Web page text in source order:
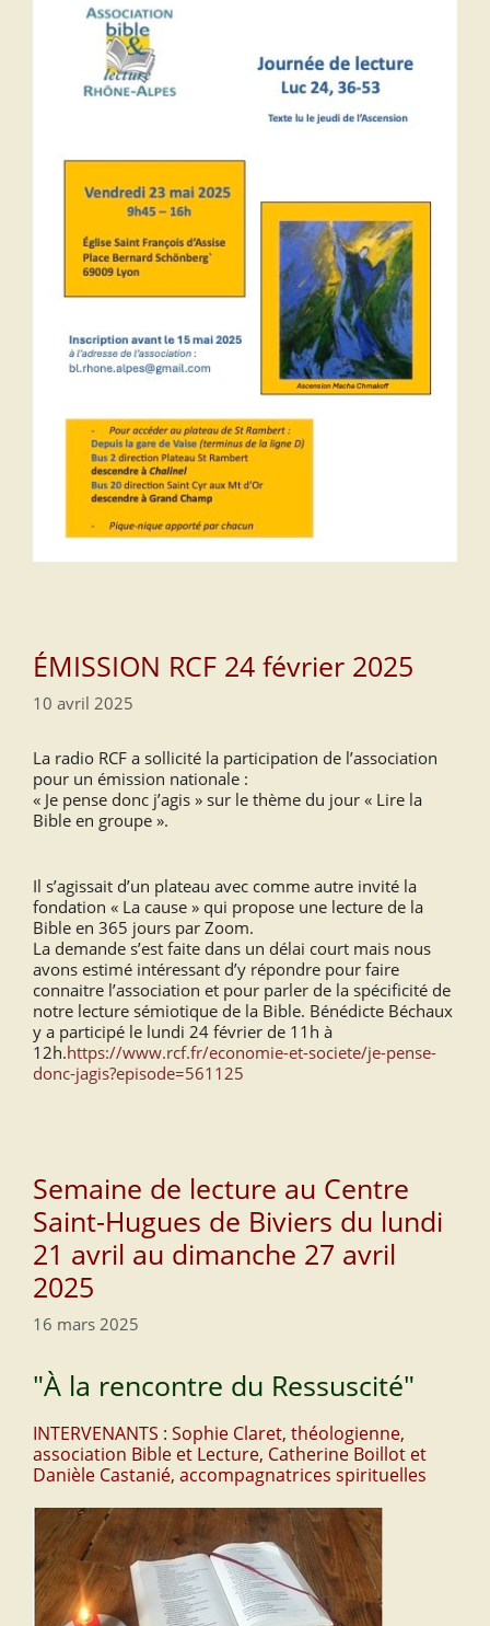
ÉMISSION RCF 24 février 2025
10 avril 2025
La radio RCF a sollicité la participation de l’association
pour un émission nationale :
« Je pense donc j’agis » sur le thème du jour « Lire la
Bible en groupe ».
Il s’agissait d’un plateau avec comme autre invité la
fondation « La cause » qui propose une lecture de la
Bible en 365 jours par Zoom.
La demande s’est faite dans un délai court mais nous
avons estimé intéressant d’y répondre pour faire
connaitre l’association et pour parler de la spécificité de
notre lecture sémiotique de la Bible. Bénédicte Béchaux
y a participé le lundi 24 février de 11h à
12h.https://www.rcf.fr/economie-et-societe/je-pense-
donc-jagis?episode=561125
Semaine de lecture au Centre
Saint-Hugues de Biviers du lundi
21 avril au dimanche 27 avril
2025
16 mars 2025
"À la rencontre du Ressuscité"
INTERVENANTS : Sophie Claret, théologienne,
association Bible et Lecture, Catherine Boillot et
Danièle Castanié, accompagnatrices spirituelles